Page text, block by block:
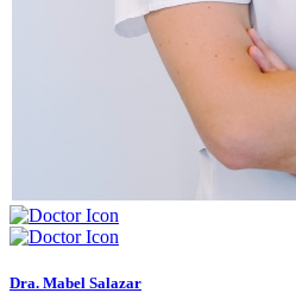
Dra. Mabel Salazar